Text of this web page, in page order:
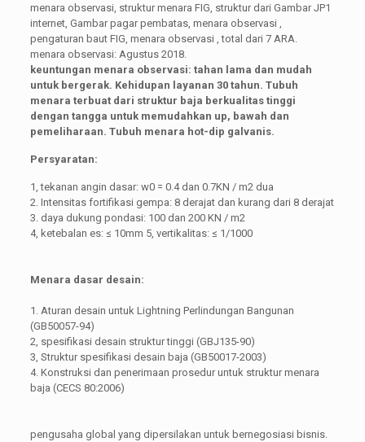
menara observasi, struktur menara FIG, struktur dari Gambar JP1
internet, Gambar pagar pembatas, menara observasi ,
pengaturan baut FIG, menara observasi , total dari 7 ARA.
menara observasi: Agustus 2018.
keuntungan menara observasi: tahan lama dan mudah
untuk bergerak. Kehidupan layanan 30 tahun. Tubuh
menara terbuat dari struktur baja berkualitas tinggi
dengan tangga untuk memudahkan up, bawah dan
pemeliharaan. Tubuh menara hot-dip galvanis.
Persyaratan:
1, tekanan angin dasar: w0 = 0.4 dan 0.7KN / m2 dua
2. Intensitas fortifikasi gempa: 8 derajat dan kurang dari 8 derajat
3. daya dukung pondasi: 100 dan 200 KN / m2
4, ketebalan es: ≤ 10mm 5, vertikalitas: ≤ 1/1000
Menara dasar desain:
1. Aturan desain untuk Lightning Perlindungan Bangunan
(GB50057-94)
2, spesifikasi desain struktur tinggi (GBJ135-90)
3, Struktur spesifikasi desain baja (GB50017-2003)
4. Konstruksi dan penerimaan prosedur untuk struktur menara
baja (CECS 80:2006)
pengusaha global yang dipersilakan untuk bernegosiasi bisnis.